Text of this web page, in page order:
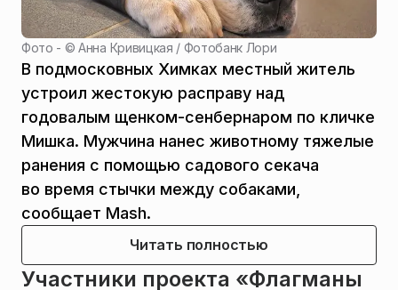
Фото - ©Анна Кривицкая / Фотобанк Лори
В подмосковных Химках местный житель
устроил жестокую расправу над
годовалым щенком-сенбернаром по кличке
Мишка. Мужчина нанес животному тяжелые
ранения с помощью садового секача
во время стычки между собаками,
сообщает Mash.
Читать полностью
Участники проекта «Флагманы